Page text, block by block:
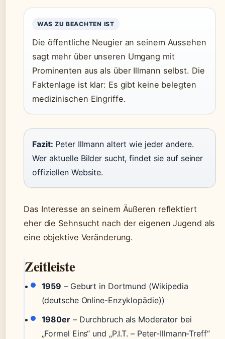
WAS ZU BEACHTEN IST
Die öffentliche Neugier an seinem Aussehen
sagt mehr über unseren Umgang mit
Prominenten aus als über Illmann selbst. Die
Faktenlage ist klar: Es gibt keine belegten
medizinischen Eingriffe.
Fazit: Peter Illmann altert wie jeder andere.
Wer aktuelle Bilder sucht, findet sie auf seiner
offiziellen Website.
Das Interesse an seinem Äußeren reflektiert
eher die Sehnsucht nach der eigenen Jugend als
eine objektive Veränderung.
Zeitleiste
1959 – Geburt in Dortmund (Wikipedia
(deutsche Online-Enzyklopädie))
1980er– Durchbruch als Moderator bei
„Formel Eins“ und „P.I.T. – Peter-Illmann-Treff“